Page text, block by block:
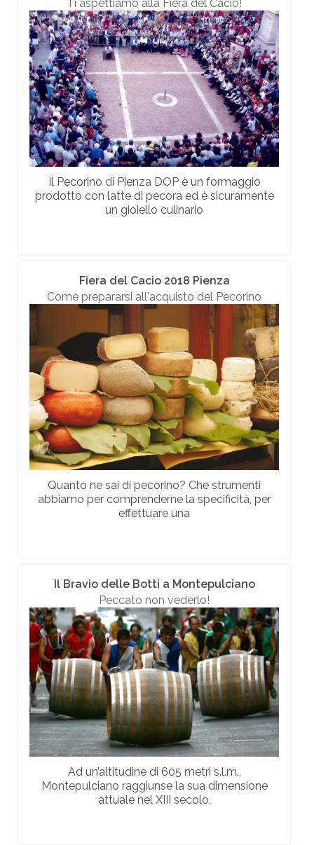
Ti aspettiamo alla Fiera del Cacio!
Il Pecorino di Pienza DOP è un formaggio
prodotto con latte di pecora ed è sicuramente
un gioiello culinario
Fiera del Cacio 2018 Pienza
Come prepararsi all'acquisto del Pecorino
Quanto ne sai di pecorino? Che strumenti
abbiamo per comprenderne la specificità, per
effettuare una
Il Bravio delle Botti a Montepulciano
Peccato non vederlo!
Ad un’altitudine di 605 metri s.l.m.,
Montepulciano raggiunse la sua dimensione
attuale nel XIII secolo,